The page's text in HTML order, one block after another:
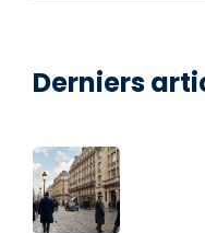
Derniers